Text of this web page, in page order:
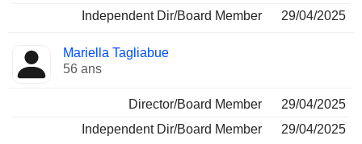
Independent Dir/Board Member
29/04/2025
Mariella Tagliabue
56 ans
Director/Board Member
29/04/2025
Independent Dir/Board Member
29/04/2025